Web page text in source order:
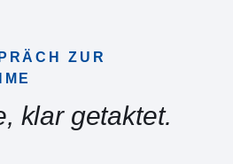
ZUR
klar getaktet.